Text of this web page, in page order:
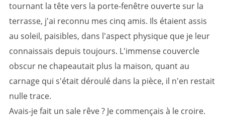
tournant la tête vers la porte-fenêtre ouverte sur la
terrasse, j'ai reconnu mes cinq amis. Ils étaient assis
au soleil, paisibles, dans l'aspect physique que je leur
connaissais depuis toujours. L'immense couvercle
obscur ne chapeautait plus la maison, quant au
carnage qui s'était déroulé dans la pièce, il n'en restait
nulle trace.
Avais-je fait un sale rêve ? Je commençais à le croire.